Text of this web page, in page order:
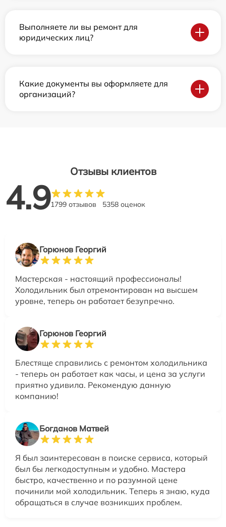
Выполняете ли вы ремонт для
юридических лиц?
Какие документы вы оформляете для
организаций?
Отзывы клиентов
4.91799 отзывов 5358 оценок
Горюнов Георгий
Мастерская - настоящий профессионалы!
Холодильник был отремонтирован на высшем
уровне, теперь он работает безупречно.
Горюнов Георгий
Блестяще справились с ремонтом холодильника
- теперь он работает как часы, и цена за услуги
приятно удивила. Рекомендую данную
компанию!
Богданов Матвей
Я был заинтересован в поиске сервиса, который
был бы легкодоступным и удобно. Мастера
быстро, качественно и по разумной цене
починили мой холодильник. Теперь я знаю, куда
обращаться в случае возникших проблем.